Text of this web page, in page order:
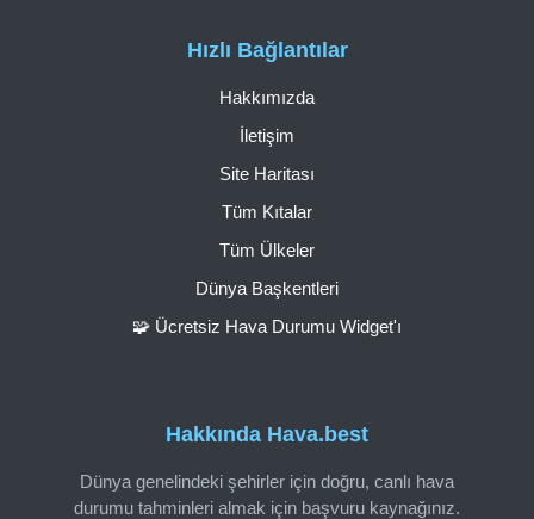
Hakkında Hava.best
Dünya genelindeki şehirler için doğru, canlı hava
durumu tahminleri almak için başvuru kaynağınız.
Hızlı Bağlantılar
Hakkımızda
İletişim
Site Haritası
Tüm Kıtalar
Tüm Ülkeler
Dünya Başkentleri
🧩 Ücretsiz Hava Durumu Widget'ı